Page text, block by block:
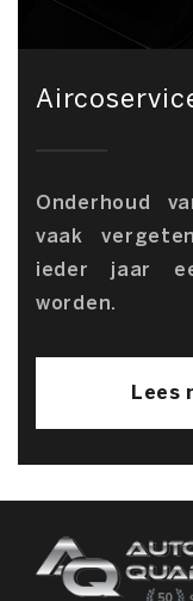
Onderhoud
vaak
ieder jaar
worden.
Lees